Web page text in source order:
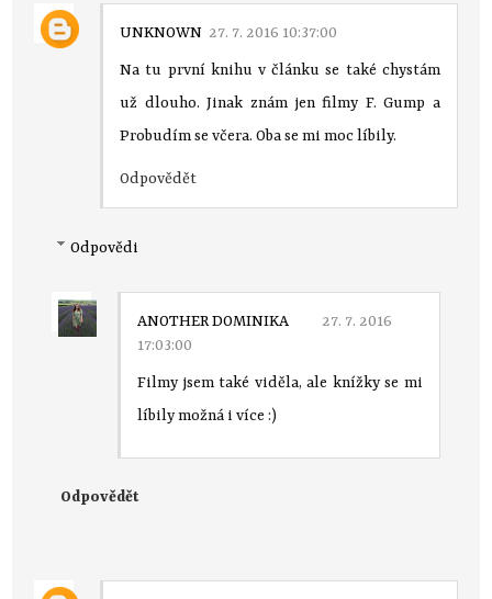
UNKNOWN 27. 7. 2016 10:37:00
Na tu první knihu v článku se také chystám
už dlouho. Jinak znám jen filmy F. Gump a
Probudím se včera. Oba se mi moc líbily.
Odpovědět
Odpovědi
ANOTHER DOMINIKA
27. 7. 2016
17:03:00
Filmy jsem také viděla, ale knížky se mi
líbily možná i více :)
Odpovědět